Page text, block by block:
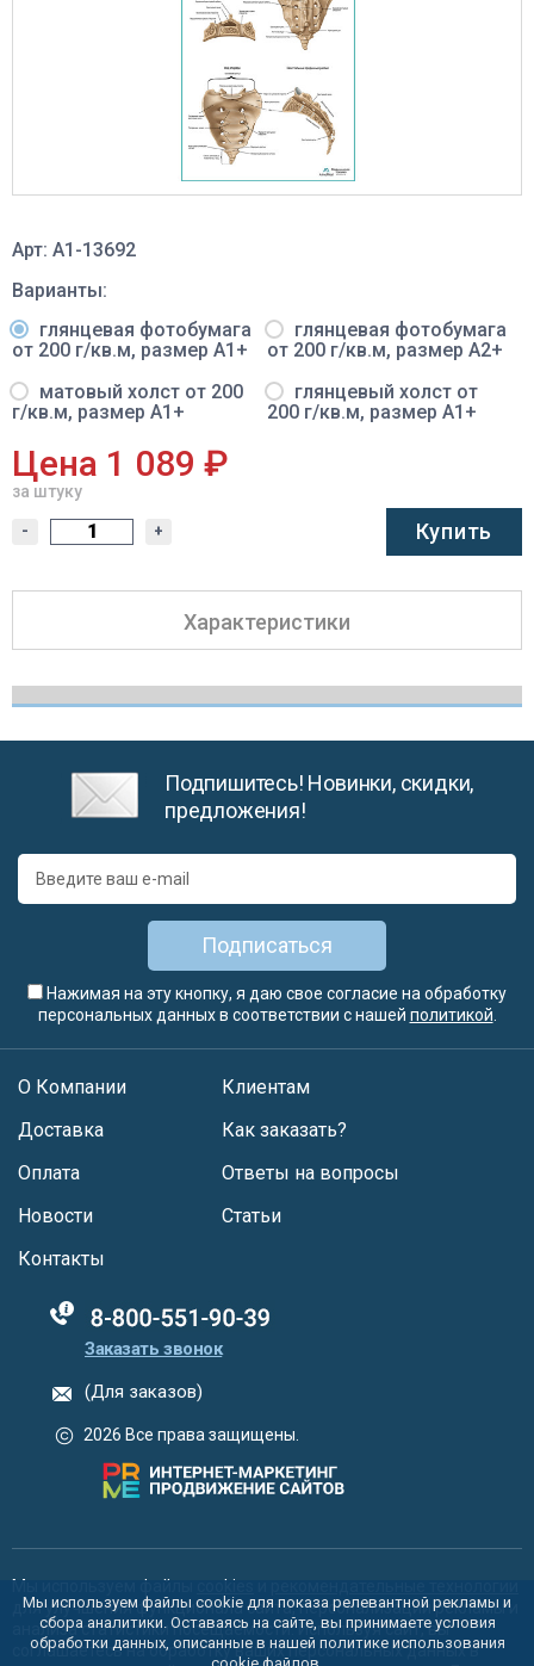
Арт: A1-13692
Варианты:
глянцевая фотобумага
от 200 г/кв.м, размер A1+
глянцевая фотобумага
от 200 г/кв.м, размер A2+
матовый холст от 200
г/кв.м, размер A1+
глянцевый холст от
200 г/кв.м, размер A1+
Цена 1 089 ₽
за штуку
- + Купить
Характеристики
Подпишитесь! Новинки, скидки,
предложения!
Подписаться
Нажимая на эту кнопку, я даю свое согласие на обработку
персональных данных в соответствии с нашей политикой
О Компании
Доставка
Оплата
Новости
Клиентам
Как заказать?
Ответы на вопросы
Статьи
Контакты
88005555550
Заказать звонок
(Для заказов)
2026 Все права защищены.
Мы используем файлы cookies
для улучшения функционала сайта, персонализации рекламы и
анализа статистики посещаемости. Используя сайт, вы
соглашаетесь на обработку ваших персональных данных в
Мы используем файлы cookie для показа релевантной рекламы и
сбора аналитики. Оставаясь на сайте, вы принимаете условия
обработки данных, описанные в нашей политике использования